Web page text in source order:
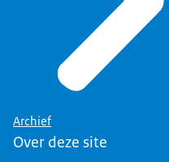
Archief
Over deze site